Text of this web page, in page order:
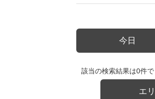
今日
該当の検索結果は0件
エ